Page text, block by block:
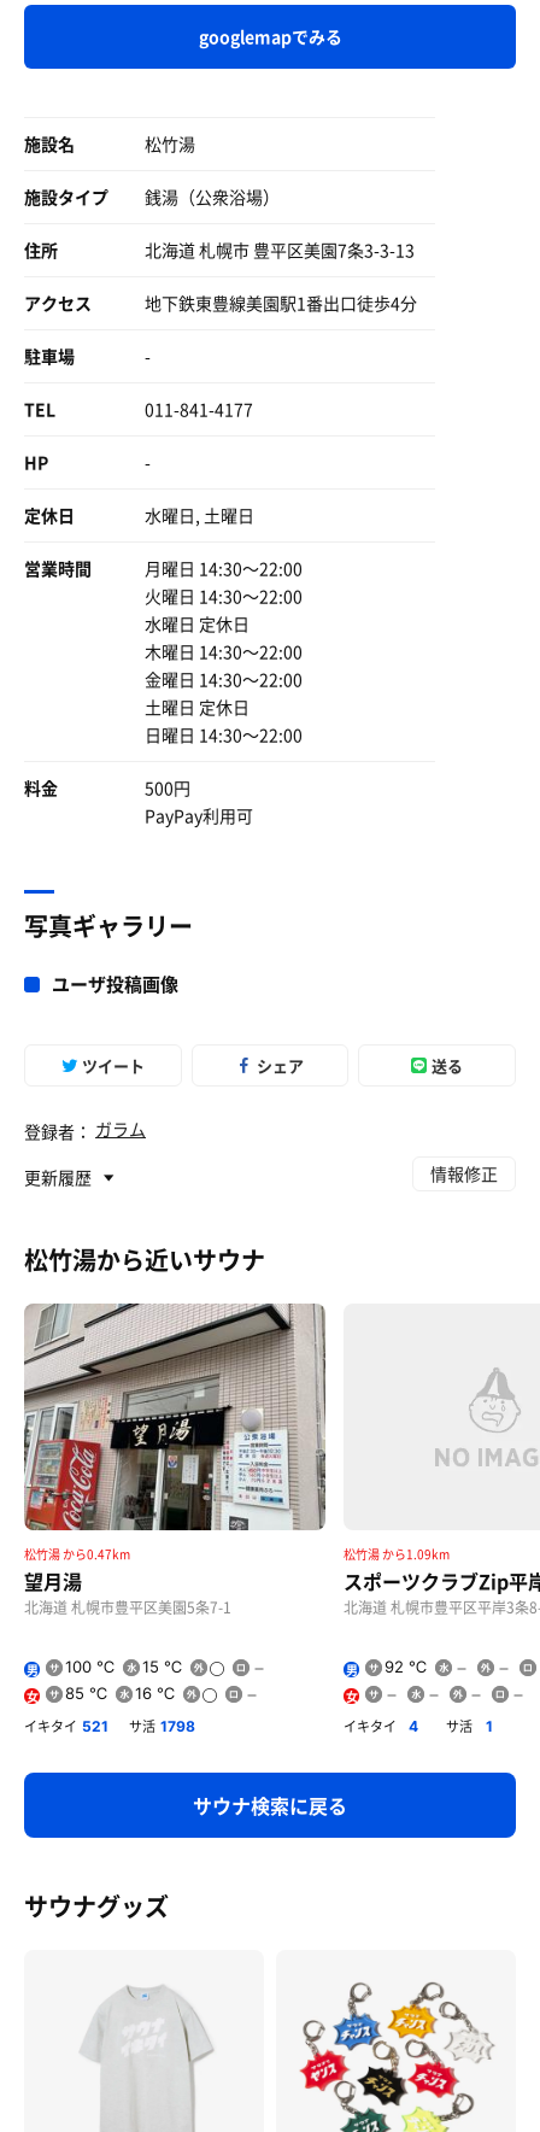
20：00 〜 20：30
水シャワー：1分
×1セット
松竹湯をひと言でいうなら、清潔感。
そして、銭湯で初めてノーブルな気分を味わった♨️
満足したから、今日はハシゴ湯やーめた😚
そのあと体もつかり数分…
のぼせる手前で頭水して
サウナも以外と楽しいなぁ
とか思いながら8分！！
水シャワーをこれでもか!!
ってくらい浴びながら
あまみバッチリ！ととのった!!
松竹湯さん❤️
また新たな発見！！
ちゃんと…ととのう…
広い心で歩み寄ろう！！
googlemapでみる
施設名 松竹湯
施設タイプ 銭湯（公衆浴場）
住所 北海道 札幌市 豊平区美園7条3-3-13
アクセス 地下鉄東豊線美園駅1番出口徒歩4分
駐車場 -
TEL 011-841-4177
HP -
定休日 水曜日, 土曜日
営業時間
月曜日 14:30〜22:00
火曜日 14:30〜22:00
水曜日 定休日
木曜日 14:30〜22:00
金曜日 14:30〜22:00
土曜日 定休日
日曜日 14:30〜22:00
料金
500円
PayPay利用可
写真ギャラリー
ユーザ投稿画像
ツイート シェア 送る
登録者： ガラム
更新履歴
情報修正
松竹湯から近いサウナ
松竹湯 から0.47km
望月湯
北海道 札幌市豊平区美園5条7-1
男 100 ℃ 15 ℃
女 85 ℃ 16 ℃
イキタイ 521 サ活 1798
松竹湯 から1.09km
スポーツクラブZip平
北海道 札幌市豊平区平岸3条
男 92 ℃
女
イキタイ 4 サ活 1
サウナ検索に戻る
サウナグッズ